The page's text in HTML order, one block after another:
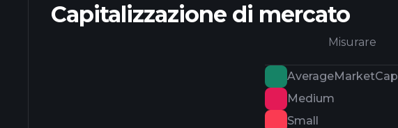
Capitalizzazione di mercato
Misurare
AverageMarketCap
Medium
Small